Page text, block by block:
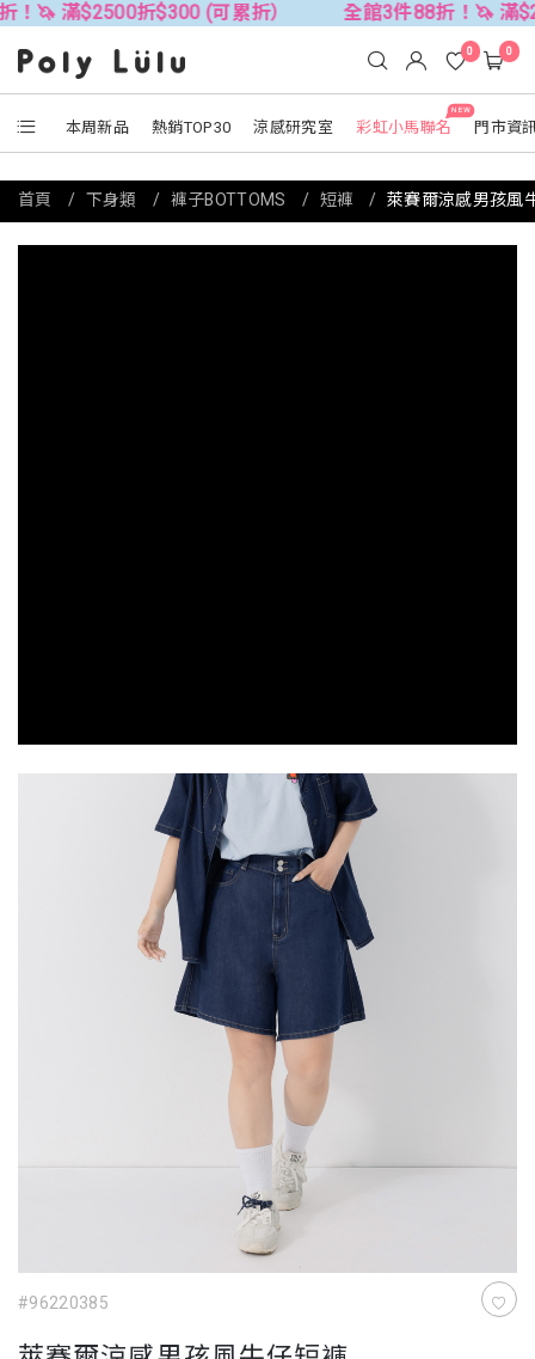
折$300 (可累折） 全館3件88折！🦄 滿$2500折
本周新品 熱銷TOP30 涼感研究室
NEW
彩虹小馬聯名 門市資
0 0
#96220385
首頁 下身類 褲子BOTTOMS 短褲 萊賽爾涼感男孩風